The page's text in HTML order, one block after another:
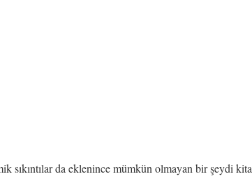
sıkıntılar da eklenince mümkün olmayan bir şeydi